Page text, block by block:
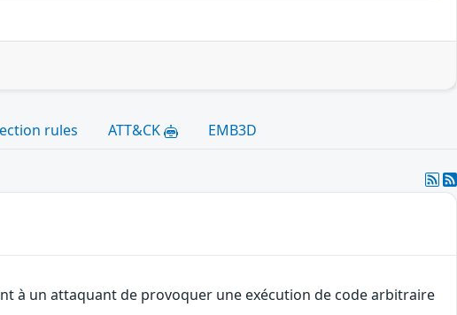
rules ATT&CK EMB3D
à un attaquant de provoquer une exécution de code arbitraire